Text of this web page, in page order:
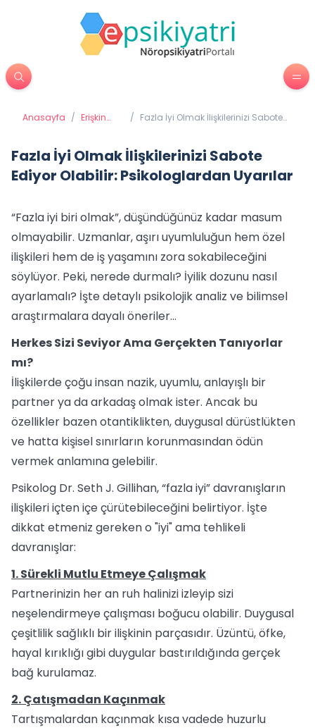
Anasayfa / Erişkin
/ Fazla İyi Olmak İlişkilerinizi Sabote
Fazla İyi Olmak İlişkilerinizi Sabote
Ediyor Olabilir: Psikologlardan Uyarılar
“Fazla iyi biri olmak”, düşündüğünüz kadar masum
olmayabilir. Uzmanlar, aşırı uyumluluğun hem özel
ilişkileri hem de iş yaşamını zora sokabileceğini
söylüyor. Peki, nerede durmalı? İyilik dozunu nasıl
ayarlamalı? İşte detaylı psikolojik analiz ve bilimsel
araştırmalara dayalı öneriler...
Herkes Sizi Seviyor Ama Gerçekten Tanıyorlar
mı?
İlişkilerde çoğu insan nazik, uyumlu, anlayışlı bir
partner ya da arkadaş olmak ister. Ancak bu
özellikler bazen otantiklikten, duygusal dürüstlükten
ve hatta kişisel sınırların korunmasından ödün
vermek anlamına gelebilir.
Psikolog Dr. Seth J. Gillihan, “fazla iyi” davranışların
ilişkileri içten içe çürütebileceğini belirtiyor. İşte
dikkat etmeniz gereken o "iyi" ama tehlikeli
davranışlar:
1. Sürekli Mutlu Etmeye Çalışmak
Partnerinizin her an ruh halinizi izleyip sizi
neşelendirmeye çalışması boğucu olabilir. Duygusal
çeşitlilik sağlıklı bir ilişkinin parçasıdır. Üzüntü, öfke,
hayal kırıklığı gibi duygular bastırıldığında gerçek
bağ kurulamaz.
2. Çatışmadan Kaçınmak
Tartışmalardan kaçınmak kısa vadede huzurlu